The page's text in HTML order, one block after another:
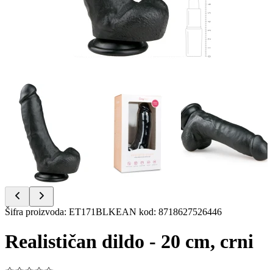
Item
of
Šifra proizvoda: ET171BLKEAN kod: 8718627526446
Realističan dildo - 20 cm, crni